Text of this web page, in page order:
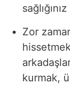
Zor
kurmak,